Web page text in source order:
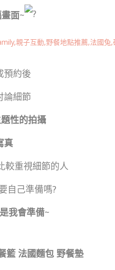
面~
預約後
論細節
性的拍攝
真
較重視細節的人
自己準備嗎?
是我會準備~
籃 法國麵包 野餐墊